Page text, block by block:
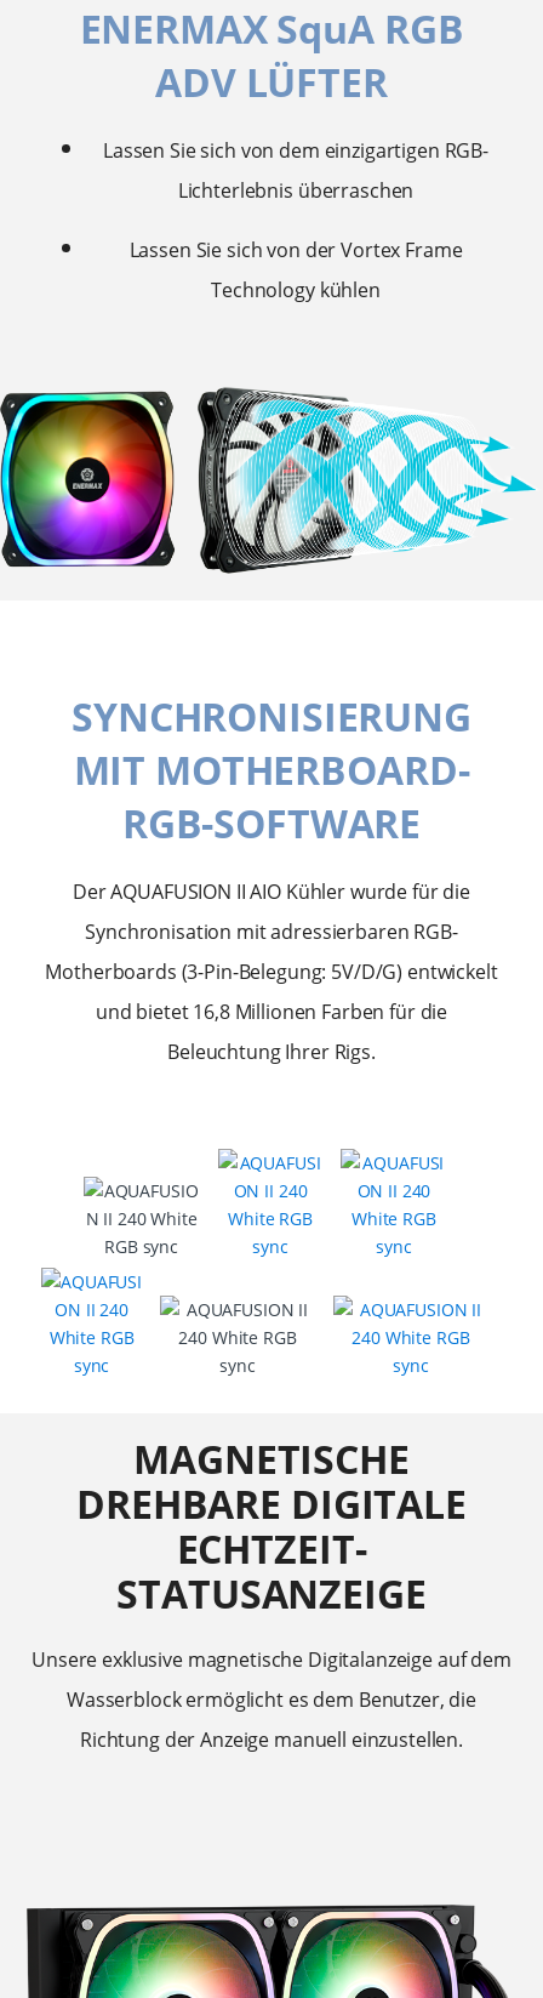
ENERMAX SquA RGB
ADV LÜFTER
Lassen Sie sich von dem einzigartigen RGB-
Lichterlebnis überraschen
Lassen Sie sich von der Vortex Frame
Technology kühlen
SYNCHRONISIERUNG
MIT MOTHERBOARD-
RGB-SOFTWARE
Der AQUAFUSION II AIO Kühler wurde für die
Synchronisation mit adressierbaren RGB-
Motherboards (3-Pin-Belegung: 5V/D/G) entwickelt
und bietet 16,8 Millionen Farben für die
Beleuchtung Ihrer Rigs.
MAGNETISCHE
DREHBARE DIGITALE
ECHTZEIT-
STATUSANZEIGE
Unsere exklusive magnetische Digitalanzeige auf dem
Wasserblock ermöglicht es dem Benutzer, die
Richtung der Anzeige manuell einzustellen.